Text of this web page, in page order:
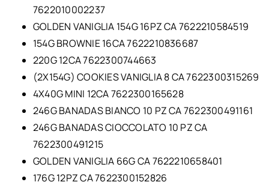
7622010002237
GOLDEN VANIGLIA 154G 16PZ CA 7622210584519
154G BROWNIE 16CA 7622210836687
220G 12CA 7622300744663
(2X154G) COOKIES VANIGLIA 8 CA 7622300315269
4X40G MINI 12CA 7622300165628
246G BANADAS BIANCO 10 PZ CA 7622300491161
246G BANADAS CIOCCOLATO 10 PZ CA
7622300491215
GOLDEN VANIGLIA 66G CA 7622210658401
176G 12PZ CA 7622300152826